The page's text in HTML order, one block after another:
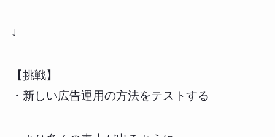
↓
【挑戦】
・新しい広告運用の方法をテストする